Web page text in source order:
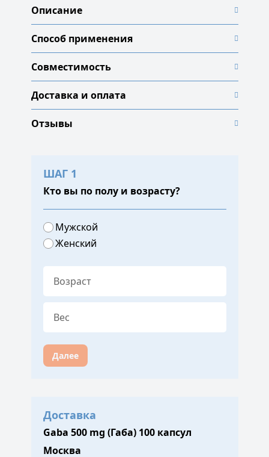
Описание
Способ применения
Совместимость
Доставка и оплата
Отзывы
ШАГ 1
Кто вы по полу и возрасту?
Мужской
Женский
Далее
Доставка
Gaba 500 mg (Габа) 100 капсул